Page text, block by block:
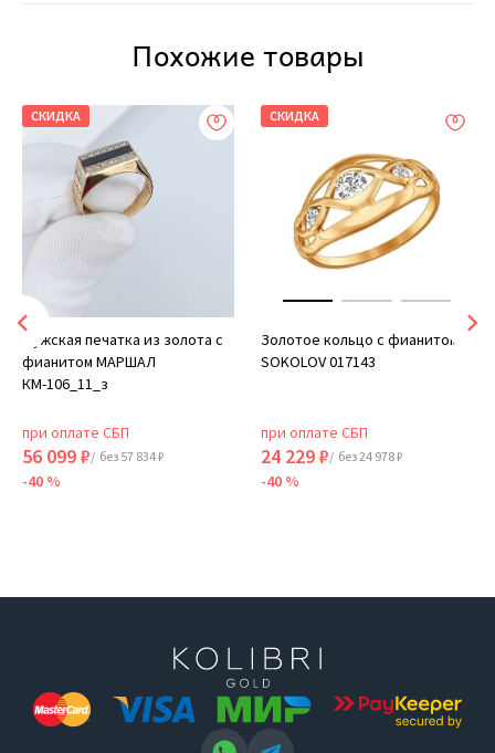
Похожие товары
СКИДКА
Мужская печатка из золота с
фианитом МАРШАЛ
КМ-106_11_з
при оплате СБП
56 099 ₽/ без 57 834 ₽
-40 %
СКИДКА
Золотое кольцо с фианитом
SOKOLOV 017143
при оплате СБП
24 229 ₽/ без 24 978 ₽
-40 %